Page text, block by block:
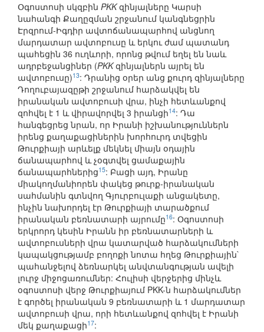
Օգոստոսի սկզբին PKKզինյալները Կարսի
նահանգի Քաղըզման շրջանում կանգնեցրին
Էրզրում-Իգդիր ավտոճանապարհով անցնող
մարդատար ավտոբուսը և երկու ժամ պատանդ
պահեցին 36 ուղևորի, որոնց թվում եղել են նաև
ադրբեջանցիներ (PKKզինյալներն այրել են
ավտոբուսը)13: Դրանից օրեր անց քուրդ զինյալները
Դողուբայազըթի շրջանում հարձակվել են
իրանական ավտոբուսի վրա, ինչի հետևանքով
զոհվել է 1 և վիրավորվել 3 իրանցի14: Դա
հանգեցրեց նրան, որ Իրանի իշխանություններն
իրենց քաղաքացիներին խորհուրդ տվեցին
Թուրքիայի արևելք մեկնել միայն օդային
ճանապարհով և չօգտվել ցամաքային
ճանապարհներից15: Բացի այդ, Իրանը
միակողմանիորեն փակեց թուրք-իրանական
սահմանին գտնվող Գյուրբուլաքի անցակետը,
ինչին նախորդել էր Թուրքիայի տարածքում
իրանական բեռնատարի այրումը16: Օգոստոսի
երկրորդ կեսին Իրանն իր բեռնատարների և
ավտոբուսների վրա կատարված հարձակումների
կապակցությամբ բողոքի նոտա հղեց Թուրքիային`
պահանջելով ձեռնարկել անվտանգության ավելի
լուրջ միջոցառումներ: Հուլիսի վերջերից մինչև
օգոստոսի վերջ Թուրքիայում PKK-ն հարձակումներ
է գործել իրանական 9 բեռնատարի և 1 մարդատար
ավտոբուսի վրա, որի հետևանքով զոհվել է Իրանի
մեկ քաղաքացի17: